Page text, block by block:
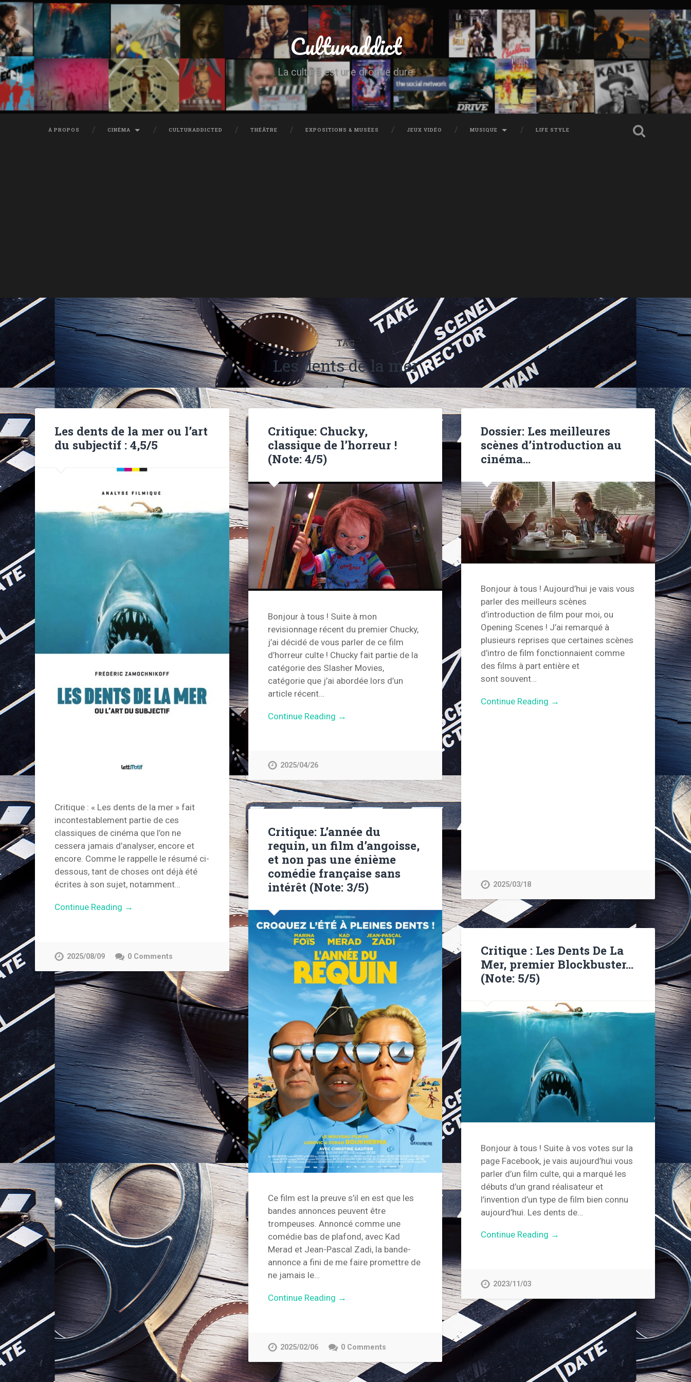
Culturaddict
La culture est une drogue dure
À PROPOS CINÉMA CULTURADDICTED THÉÂTRE EXPOSITIONS & MUSÉES JEUX VIDÉO MUSIQUE LIFE STYLE
TAG
Les dents de la mer
Les dents de la mer ou l’art
du subjectif : 4,5/5
Critique : « Les dents de la mer » fait
incontestablement partie de ces
classiques de cinéma que l’on ne
cessera jamais d’analyser, encore et
encore. Comme le rappelle le résumé ci-
dessous, tant de choses ont déjà été
écrites à son sujet, notamment…
Continue Reading →
2025/08/09 0 Comments
Critique: Chucky,
classique de l’horreur !
(Note: 4/5)
Bonjour à tous ! Suite à mon
revisionnage récent du premier Chucky,
j’ai décidé de vous parler de ce film
d’horreur culte ! Chucky fait partie de la
catégorie des Slasher Movies,
catégorie que j’ai abordée lors d’un
article récent…
Continue Reading →
2025/04/26
Dossier: Les meilleures
scènes d’introduction au
cinéma…
Bonjour à tous ! Aujourd’hui je vais vous
parler des meilleurs scènes
d’introduction de film pour moi, ou
Opening Scenes ! J’ai remarqué à
plusieurs reprises que certaines scènes
d’intro de film fonctionnaient comme
des films à part entière et
sont souvent…
Continue Reading →
2025/03/18
Critique: L’année du
requin, un film d’angoisse,
et non pas une énième
comédie française sans
intérêt (Note: 3/5)
Ce film est la preuve s’il en est que les
bandes annonces peuvent être
trompeuses. Annoncé comme une
comédie bas de plafond, avec Kad
Merad et Jean-Pascal Zadi, la bande-
annonce a fini de me faire promettre de
ne jamais le…
Continue Reading →
2025/02/06 0 Comments
Critique : Les Dents De La
Mer, premier Blockbuster…
(Note: 5/5)
Bonjour à tous ! Suite à vos votes sur la
page Facebook, je vais aujourd’hui vous
parler d’un film culte, qui a marqué les
débuts d’un grand réalisateur et
l’invention d’un type de film bien connu
aujourd’hui. Les dents de…
Continue Reading →
2023/11/03